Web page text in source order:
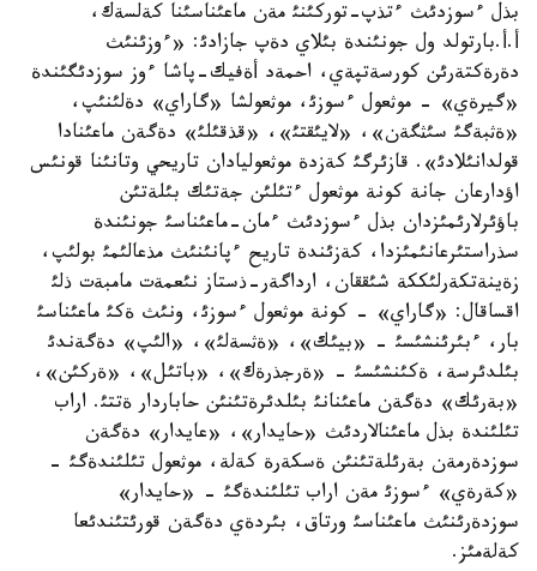
بذل ءسوزدئث ءتذپ-توركئنئ مةن ماعئناسئنا كةلسةك،
أ.أ.بارتولد ول جونئندة بئلاي دةپ جازادئ: «ءوزئنئث
دةرةكتةرئن كورسةتپةي، احمةد أةفيك-پاشا ءوز سوزدئگئندة
«گيرةي» - موثعول ءسوزئ، موثعولشا «گاراي» دةلئنئپ،
«ةثبةگئ سئثگةن»، «لايئقتئ»، «قذقئلئ» دةگةن ماعئنادا
قولدانئلادئ». قازئرگئ كةزدة موثعوليادان تاريحي وتانئنا قونئس
اؤدارعان جانة كونة موثعول ءتئلئن جةتئك بئلةتئن
باؤئرلارئمئزدان بذل ءسوزدئث ءمان-ماعئناسئ جونئندة
سذراستئرعانئمئزدا، كةزئندة تاريح ءپانئنئث مذعالئمئ بولئپ،
زةينةتكةرلئككة شئققان، ارداگةر-ذستاز نئعمةت مامبةت ذلئ
اقساقال: «گاراي» - كونة موثعول ءسوزئ، ونئث ةكئ ماعئناسئ
بار، ءبئرئنشئسئ - «بيئك»، «ةثسةلئ»، «الئپ» دةگةندئ
بئلدئرسة، ةكئنشئسئ - «ةرجذرةك»، «باتئل»، «ةركئن»،
«بةرئك» دةگةن ماعئنانئ بئلدئرةتئنئن حاباردار ةتتئ. اراب
تئلئندة بذل ماعئنالاردئث «حايدار»، «عايدار» دةگةن
سوزدةرمةن بةرئلةتئنئن ةسكةرة كةلة، موثعول تئلئندةگئ -
«كةرةي» ءسوزئ مةن اراب تئلئندةگئ - «حايدار»
سوزدةرئنئث ماعئناسئ ورتاق، بئردةي دةگةن قورئتئندئعا
كةلةمئز.